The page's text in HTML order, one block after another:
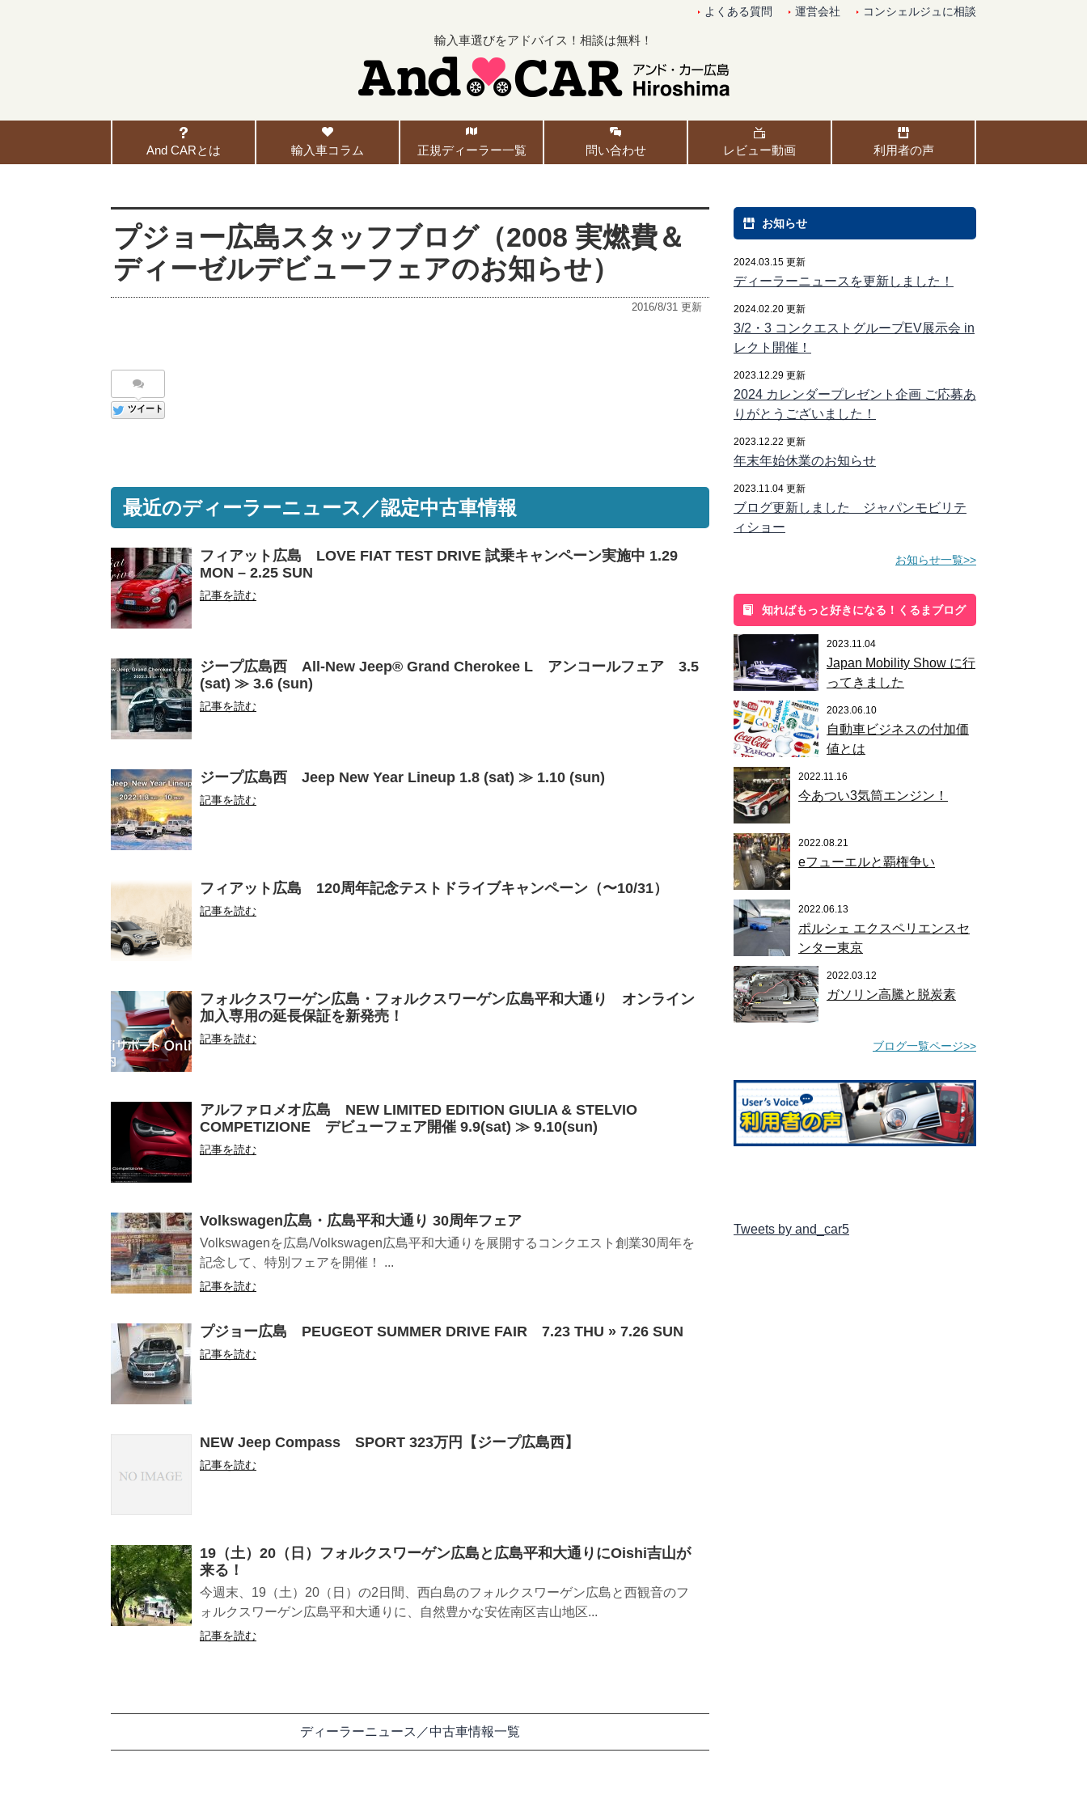
よくある質問 運営会社 コンシェルジュに相談
輸入車選びをアドバイス！相談は無料！
And CARとは 輸入車コラム 正規ディーラー一覧 問い合わせ レビュー動画 利用者の声
プジョー広島スタッフブログ（2008 実燃費＆
ディーゼルデビューフェアのお知らせ）
2016/8/31 更新
ツイート
最近のディーラーニュース／認定中古車情報
フィアット広島 LOVE FIAT TEST DRIVE 試乗キャンペーン実施中 1.29
MON – 2.25 SUN
記事を読む
ジープ広島西 All-New Jeep® Grand Cherokee L アンコールフェア 3.5
(sat) ≫ 3.6 (sun)
記事を読む
ジープ広島西 Jeep New Year Lineup 1.8 (sat) ≫ 1.10 (sun)
記事を読む
フィアット広島 120周年記念テストドライブキャンペーン（〜10/31）
記事を読む
フォルクスワーゲン広島・フォルクスワーゲン広島平和大通り オンライン
加入専用の延長保証を新発売！
記事を読む
アルファロメオ広島 NEW LIMITED EDITION GIULIA & STELVIO
COMPETIZIONE デビューフェア開催 9.9(sat) ≫ 9.10(sun)
記事を読む
Volkswagen広島・広島平和大通り 30周年フェア
Volkswagenを広島/Volkswagen広島平和大通りを展開するコンクエスト創業30周年を
記念して、特別フェアを開催！ ...
記事を読む
プジョー広島 PEUGEOT SUMMER DRIVE FAIR 7.23 THU » 7.26 SUN
記事を読む
NEW Jeep Compass SPORT 323万円【ジープ広島西】
記事を読む
19（土）20（日）フォルクスワーゲン広島と広島平和大通りにOishi吉山が
来る！
今週末、19（土）20（日）の2日間、西白島のフォルクスワーゲン広島と西観音のフ
ォルクスワーゲン広島平和大通りに、自然豊かな安佐南区吉山地区...
記事を読む
ディーラーニュース／中古車情報一覧
お知らせ
2024.03.15 更新
ディーラーニュースを更新しました！
2024.02.20 更新
3/2・3 コンクエストグループEV展示会 in
レクト開催！
2023.12.29 更新
2024 カレンダープレゼント企画 ご応募あ
りがとうございました！
2023.12.22 更新
年末年始休業のお知らせ
2023.11.04 更新
ブログ更新しました ジャパンモビリテ
ィショー
お知らせ一覧>>
知ればもっと好きになる！くるまブログ
2023.11.04
Japan Mobility Show に行
ってきました
2023.06.10
自動車ビジネスの付加価
値とは
2022.11.16
今あつい3気筒エンジン！
2022.08.21
eフューエルと覇権争い
2022.06.13
ポルシェ エクスペリエンスセ
ンター東京
2022.03.12
ガソリン高騰と脱炭素
ブログ一覧ページ>>
Tweets by and_car5